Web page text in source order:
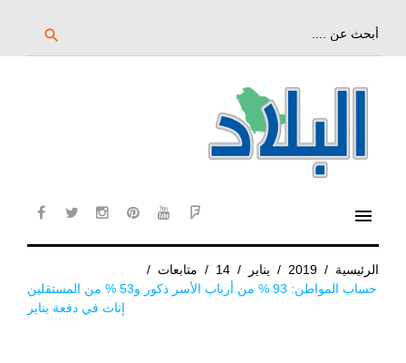
search
menu
الرئيسية /
2019
/ يناير /
14
/ متابعات /
حساب المواطن: 93 % من أرباب الأسر ذكور و53 % من المستقلين
إناث في دفعة يناير